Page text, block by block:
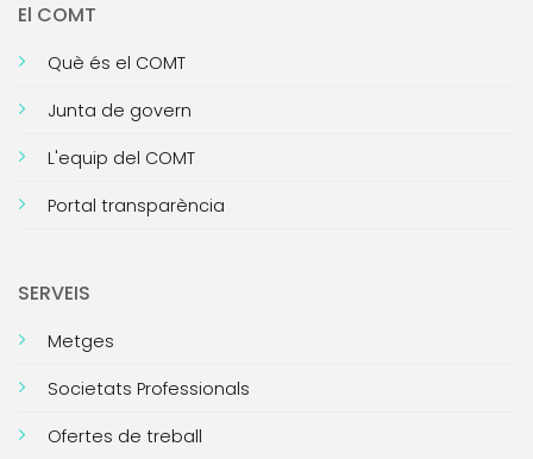
El COMT
Què és el COMT
Junta de govern
L'equip del COMT
Portal transparència
SERVEIS
Metges
Societats Professionals
Ofertes de treball